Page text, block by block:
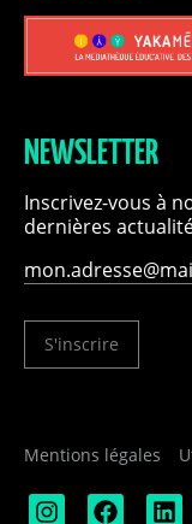
NEWSLETTER
Inscrivez-vous à
dernières
S'inscrire
Mentions légales